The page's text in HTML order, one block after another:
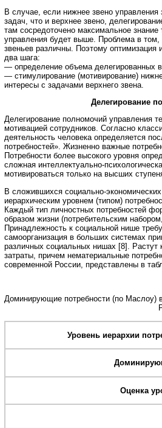
В случае, если нижнее звено управления
задач, что и верхнее звено,
там сосредоточено максимальное
управления будет выше. Проблема в том,
звеньев различны. Поэтому
два шага:
— определение объема делегированных
— стимулирование (мотивирование)
интересы с задачами верхнего звена.
Делегирование
Делегирование полномочий управления
мотивацией сотрудников. Согласно
деятельность человека определяется
потребностей». Жизненно важные
Потребности более высокого уровня
сложная интеллектуально-
мотивироваться только на высших
В сложившихся социально-
иерархическим уровнем (типом)
Каждый тип личностных потребностей
образом жизни (потребительским
Принадлежность к социальной нише
самоорганизация в больших системах
различных социальных нишах [8]. Растут
затраты, причем нематериальные
современной России, представлены в
Доминирующие потребности (по Маслоу)
Уровень иерархии
Оценка